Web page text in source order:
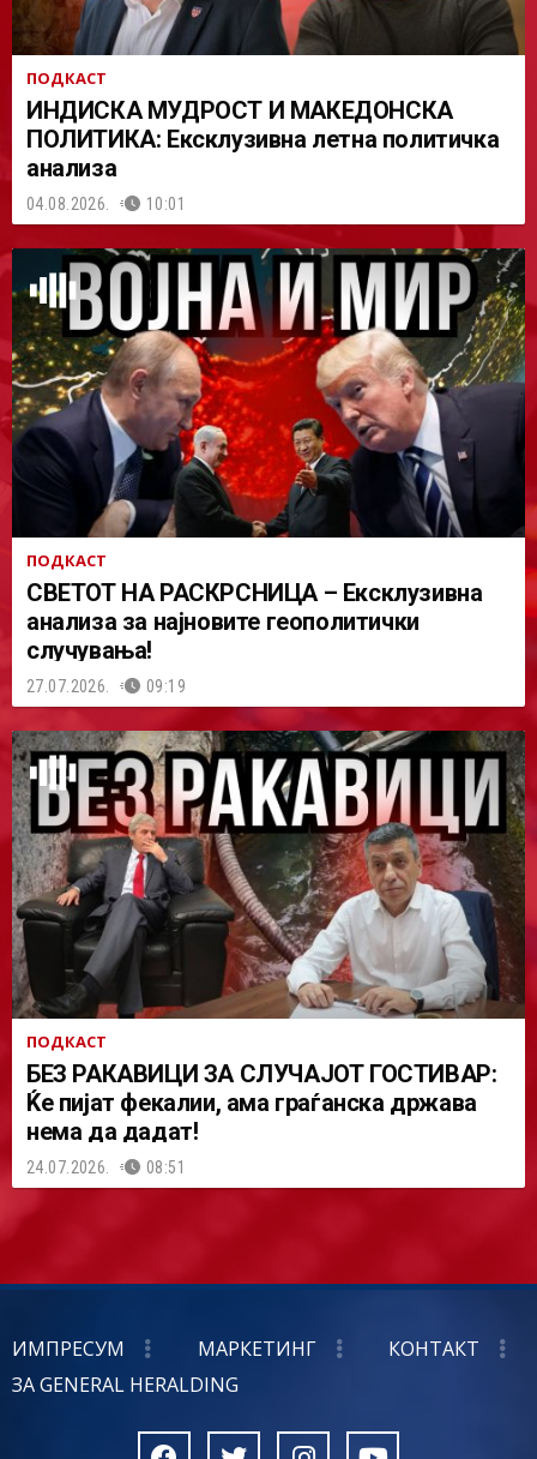
ПОДКАСТ
ИНДИСКА МУДРОСТ И МАКЕДОНСКА
ПОЛИТИКА: Ексклузивна летна политичка
анализа
04.08.2026. 10:01
ПОДКАСТ
СВЕТОТ НА РАСКРСНИЦА – Ексклузивна
анализа за најновите геополитички
случувања!
27.07.2026. 09:19
ПОДКАСТ
БЕЗ РАКАВИЦИ ЗА СЛУЧАЈОТ ГОСТИВАР:
Ќе пијат фекалии, ама граѓанска држава
нема да дадат!
24.07.2026. 08:51
ИМПРЕСУМ МАРКЕТИНГ
КОНТАКТ
ЗА GENERAL HERALDING